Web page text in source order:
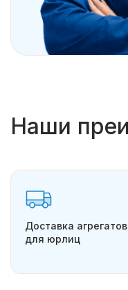
Наши
Доставка агрегатов
для юрлиц